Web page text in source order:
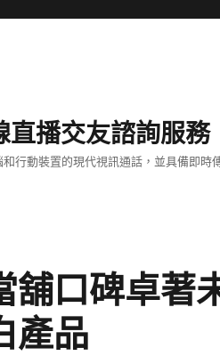
直播交友諮詢服務
行動裝置的現代視訊通話，並具備即時
舖口碑卓著
產品